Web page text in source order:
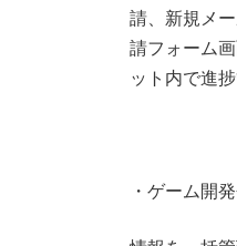
請、新規メ
請フォーム
ット内で進
・ゲーム開